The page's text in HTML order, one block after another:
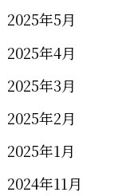
2025年5月
2025年4月
2025年3月
2025年2月
2025年1月
2024年11月